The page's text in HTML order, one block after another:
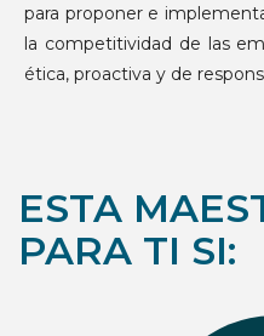
para proponer e
la competitividad de las
ética, proactiva y de
ESTA
PARA TI SI: